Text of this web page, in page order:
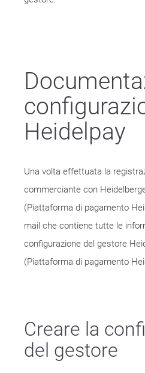
Heidelpay
Una volta effettuata la
commerciante con
(Piattaforma di pagamento
mail che contiene tutte le
configurazione del gestore
(Piattaforma di pagamento
Creare la
del gestore